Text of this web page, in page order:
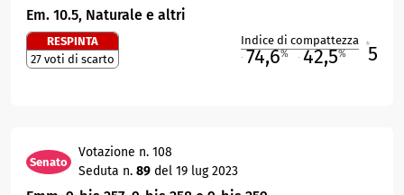
Em. 10.5, Naturale e altri
RESPINTA
27 voti di scarto
Indice di compattezza
74,6% 42,5% 5
Senato
Votazione n. 108
Seduta n. 89 del 19 lug 2023